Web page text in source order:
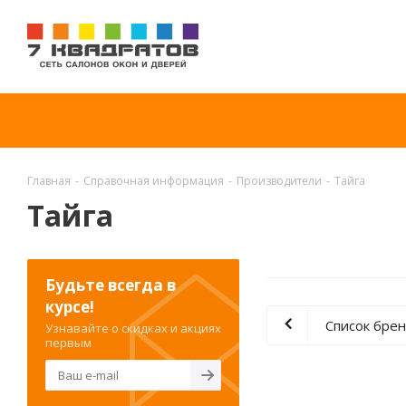
Главная - Справочная информация - Производители - Тайга
Тайга
Список
Будьте всегда в
курсе!
Узнавайте о скидках и акциях
первым